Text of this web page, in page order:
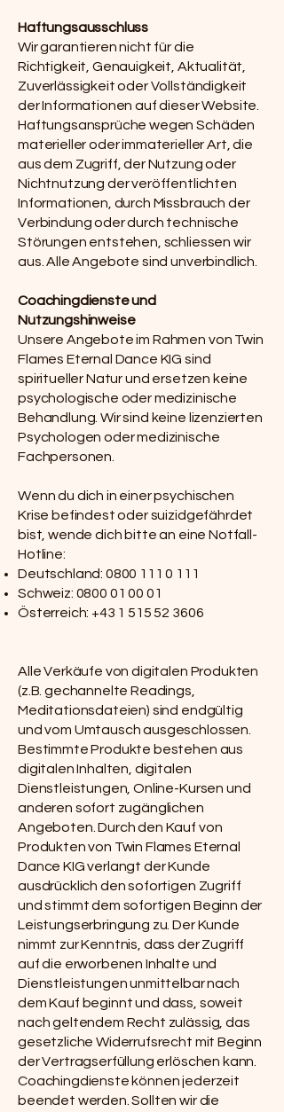
Haftungsausschluss
Wir garantieren nicht für die
Richtigkeit, Genauigkeit, Aktualität,
Zuverlässigkeit oder Vollständigkeit
der Informationen auf dieser Website.
Haftungsansprüche wegen Schäden
materieller oder immaterieller Art, die
aus dem Zugriff, der Nutzung oder
Nichtnutzung der veröffentlichten
Informationen, durch Missbrauch der
Verbindung oder durch technische
Störungen entstehen, schliessen wir
aus. Alle Angebote sind unverbindlich.
Coachingdienste und
Nutzungshinweise
Unsere Angebote im Rahmen von Twin
Flames Eternal Dance KIG sind
spiritueller Natur und ersetzen keine
psychologische oder medizinische
Behandlung. Wir sind keine lizenzierten
Psychologen oder medizinische
Fachpersonen.
Wenn du dich in einer psychischen
Krise befindest oder suizidgefährdet
bist, wende dich bitte an eine Notfall-
Hotline:
Deutschland: 0800 111 0 111
Schweiz: 0800 01 00 01
Österreich: +43 1 515 52 3606
Alle Verkäufe von digitalen Produkten
(z.B. gechannelte Readings,
Meditationsdateien) sind endgültig
und vom Umtausch ausgeschlossen.
Bestimmte Produkte bestehen aus
digitalen Inhalten, digitalen
Dienstleistungen, Online-Kursen und
anderen sofort zugänglichen
Angeboten. Durch den Kauf von
Produkten von Twin Flames Eternal
Dance KIG verlangt der Kunde
ausdrücklich den sofortigen Zugriff
und stimmt dem sofortigen Beginn der
Leistungserbringung zu. Der Kunde
nimmt zur Kenntnis, dass der Zugriff
auf die erworbenen Inhalte und
Dienstleistungen unmittelbar nach
dem Kauf beginnt und dass, soweit
nach geltendem Recht zulässig, das
gesetzliche Widerrufsrecht mit Beginn
der Vertragserfüllung erlöschen kann.
Coachingdienste können jederzeit
beendet werden. Sollten wir die